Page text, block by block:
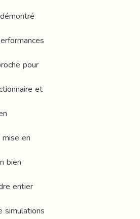
pour
et
en
bien
entier
simulations